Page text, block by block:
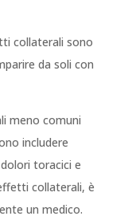
collaterali sono
da soli con
meno comuni
includere
toracici e
collaterali, è
un medico.